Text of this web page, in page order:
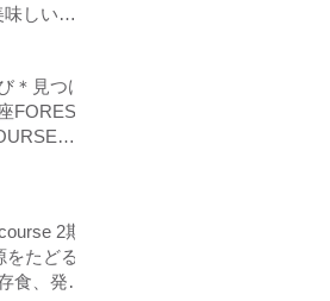
しい＊
＊見つけ
FOREST
5
2期
をたどる
食、発酵